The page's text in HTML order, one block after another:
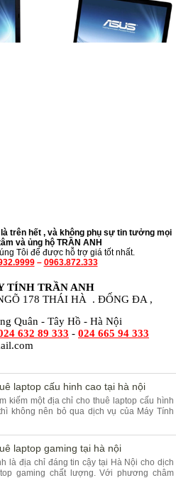
trên hết , và không phụ sự tin tưởng mọi
và ủng hộ TRẦN ANH
Tôi để được hỗ trợ giá tốt nhất.
– 0963.872.333
TÍNH TRẦN ANH
178 THÁI HÀ . ĐỐNG ĐA ,
Quân - Tây Hồ - Hà Nội
632 89 333 - 024 665 94 333
laptop cấu hinh cao tại hà nội
kiếm một địa chỉ cho thuê laptop cấu hình
không nên bỏ qua dịch vụ của Máy Tính
lĩnh vực cho thuê laptop cấu hình cao tại Hà
laptop gaming tại hà nội
là địa chỉ đáng tin cậy tại Hà Nội cho dịch
gaming chất lượng. Với phương châm